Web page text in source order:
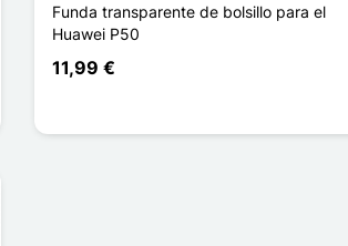
Funda transparente de bolsillo para el
Huawei P50
11,99 €